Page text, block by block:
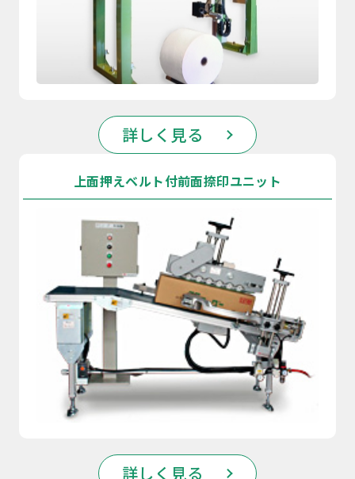
詳しく見る
上面押えベルト付前面捺印ユニット
詳しく見る